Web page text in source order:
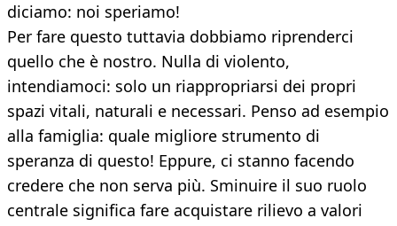
diciamo: noi speriamo!
Per fare questo tuttavia dobbiamo riprenderci
quello che è nostro. Nulla di violento,
intendiamoci: solo un riappropriarsi dei propri
spazi vitali, naturali e necessari. Penso ad esempio
alla famiglia: quale migliore strumento di
speranza di questo! Eppure, ci stanno facendo
credere che non serva più. Sminuire il suo ruolo
centrale significa fare acquistare rilievo a valori